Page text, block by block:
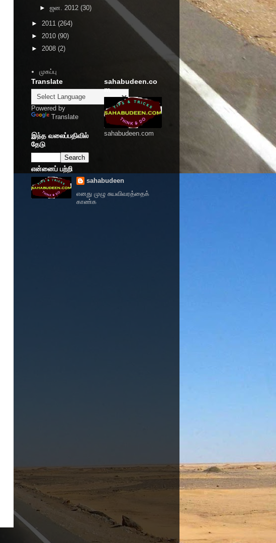
► ஜன. 2012 (30)
► 2011 (264)
► 2010 (90)
► 2008 (2)
முகப்பு
Translate
Powered by
Translate
இந்த வலைப்பதிவில்
தேடு
sahabudeen.co
m
sahabudeen.com
என்னைப் பற்றி
sahabudeen
எனது முழு சுயவிவரத்தைக்
காண்க